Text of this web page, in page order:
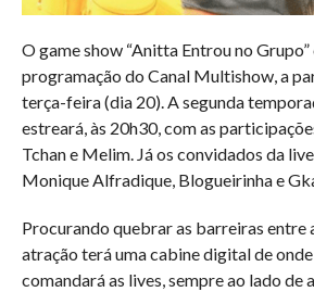
O game show “Anitta Entrou no
programação do Canal Multishow, a
terça-feira (dia 20). A segunda
estreará, às 20h30, com as
Tchan e Melim. Já os convidados da
Monique Alfradique, Blogueirinha e
Procurando quebrar as barreiras entre
atração terá uma cabine digital de
comandará as lives, sempre ao lado de